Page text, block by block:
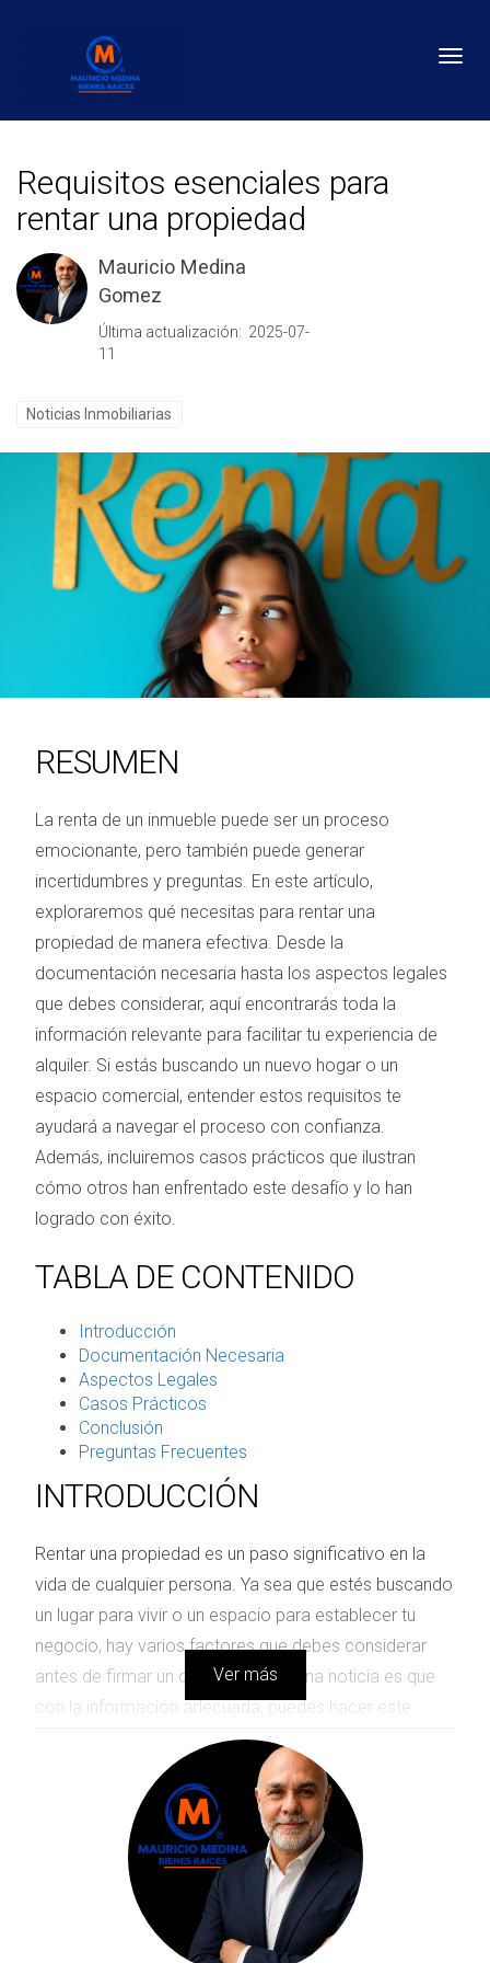
Requisitos esenciales para
rentar una propiedad
Mauricio Medina
Gomez
Última actualización: 2025-07-
11
Noticias Inmobiliarias
RESUMEN
La renta de un inmueble puede ser un proceso
emocionante, pero también puede generar
incertidumbres y preguntas. En este artículo,
exploraremos qué necesitas para rentar una
propiedad de manera efectiva. Desde la
documentación necesaria hasta los aspectos legales
que debes considerar, aquí encontrarás toda la
información relevante para facilitar tu experiencia de
alquiler. Si estás buscando un nuevo hogar o un
espacio comercial, entender estos requisitos te
ayudará a navegar el proceso con confianza.
Además, incluiremos casos prácticos que ilustran
cómo otros han enfrentado este desafío y lo han
logrado con éxito.
TABLA DE CONTENIDO
Introducción
Documentación Necesaria
Aspectos Legales
Casos Prácticos
Conclusión
Preguntas Frecuentes
INTRODUCCIÓN
Rentar una propiedad es un paso significativo en la
vida de cualquier persona. Ya sea que estés buscando
un lugar para vivir o un espacio para establecer tu
negocio, hay varios factores que debes considerar
antes de firmar un contrato. La buena noticia es que
con la información adecuada, puedes hacer este
proceso mucho más sencillo y menos estresante. En
este artículo, te proporcionaremos una guía completa
sobre qué necesitas para rentar, desglosando cada
aspecto importante que no deberías pasar por alto.
DOCUMENTACIÓN
NECESARIA
Ver más